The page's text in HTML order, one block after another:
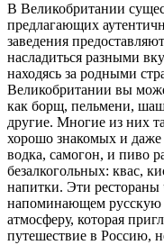
В Великобритании
предлагающих
заведения
насладиться разными
находясь за родными
Великобритании вы
как борщ, пельмени,
другие. Многие из них
хорошо знакомых и
водка, самогон, и пиво
безалкогольных: квас,
напитки. Эти рестораны
напоминающем русскую
атмосферу, которая
путешествие в Россию,